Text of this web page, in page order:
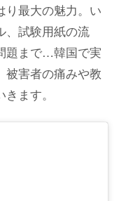
り最大の魅力。い
、試験用紙の流
題まで…韓国で実
被害者の痛みや教
ます。